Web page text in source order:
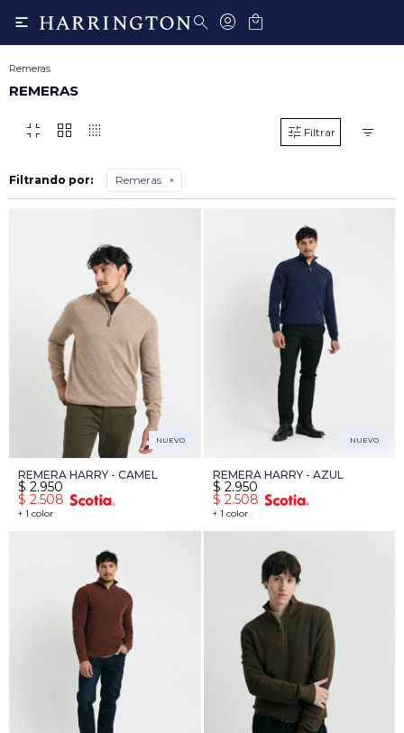

Remeras
REMERAS
fullscreen_exit grid_view transition_dissolve
Filtrando por: Remeras
NUEVO
REMERA HARRY - CAMEL
+ 1 color
$ 2.950
$ 2.508
NUEVO
REMERA HARRY - AZUL
+ 1 color
$ 2.950
$ 2.508